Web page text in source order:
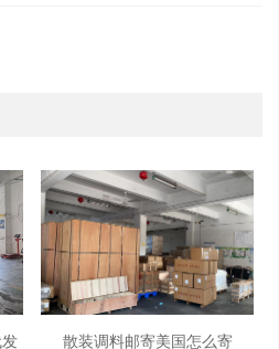
散装调料邮寄美国怎么寄